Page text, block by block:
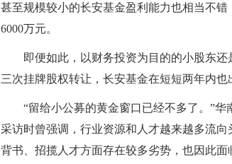
甚至规模较小的长安基金盈利能力也相当不
6000万元。
即便如此，以财务投资为目的的小股东
三次挂牌股权转让，长安基金在短短两年内也
“留给小公募的黄金窗口已经不多了。”
采访时曾强调，行业资源和人才越来越多流
背书、招揽人才方面存在较多劣势，也因此面